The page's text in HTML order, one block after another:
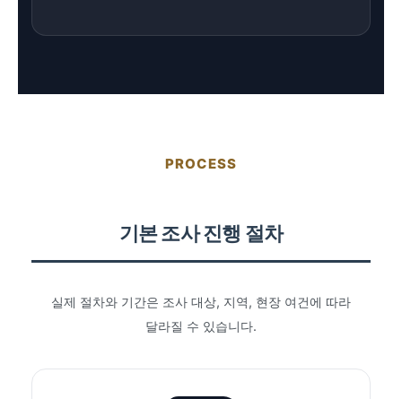
PROCESS
기본 조사 진행 절차
실제 절차와 기간은 조사 대상, 지역, 현장 여건에 따라
달라질 수 있습니다.